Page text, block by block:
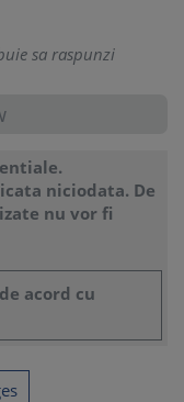
sa raspunzi
niciodata. De
nu vor fi
acord cu